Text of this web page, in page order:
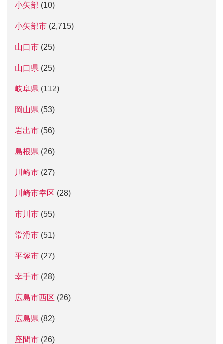
小矢部 (10)
小矢部市 (2,715)
山口市 (25)
山口県 (25)
岐阜県 (112)
岡山県 (53)
岩出市 (56)
島根県 (26)
川崎市 (27)
川崎市幸区 (28)
市川市 (55)
常滑市 (51)
平塚市 (27)
幸手市 (28)
広島市西区 (26)
広島県 (82)
座間市 (26)